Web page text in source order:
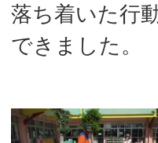
落ち着いた行
できました。